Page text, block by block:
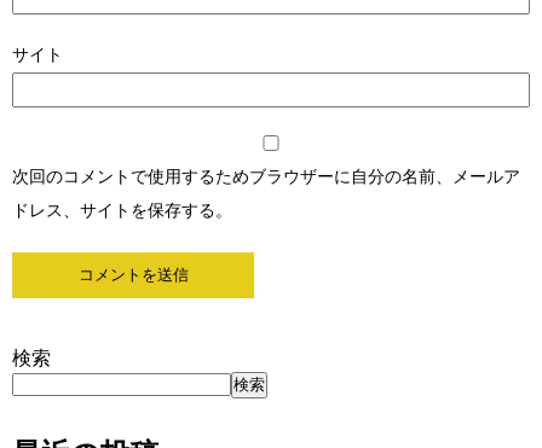
サイト
次回のコメントで使用するためブラウザーに自分の名前、メールア
ドレス、サイトを保存する。
検索
検索